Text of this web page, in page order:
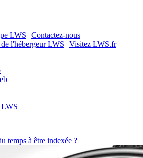
Contactez-nous
Visitez LWS.fr
LWS
temps à être indexée ?